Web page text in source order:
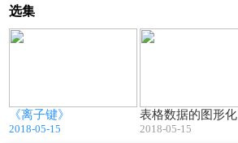
选集
《离子键》
2018-05-15
表格数据的图形化
2018-05-15